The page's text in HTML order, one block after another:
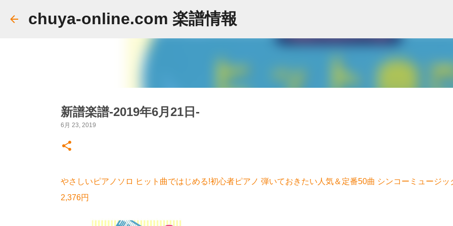
chuya-online.com 楽譜情報
新譜楽譜-2019年6月21日-
6月 23, 2019
やさしいピアノソロ ヒット曲ではじめる!初心者ピアノ 弾いておきたい人気＆定番50曲 シンコーミュージ
2,376円